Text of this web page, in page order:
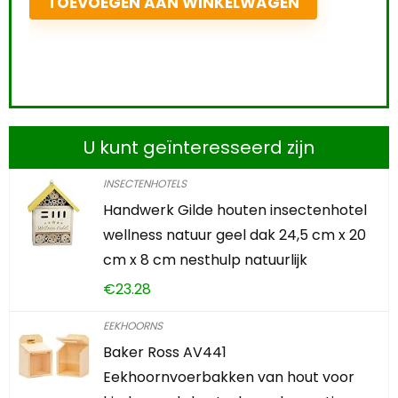
U kunt geïnteresseerd zijn
INSECTENHOTELS
Handwerk Gilde houten insectenhotel
wellness natuur geel dak 24,5 cm x 20
cm x 8 cm nesthulp natuurlijk
€23.28
EEKHOORNS
Baker Ross AV441
Eekhoornvoerbakken van hout voor